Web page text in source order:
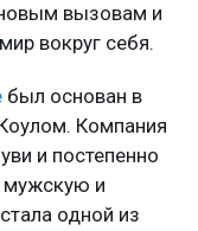
вызовам и
вокруг себя.
был основан в
Компания
и постепенно
мужскую и
одной из